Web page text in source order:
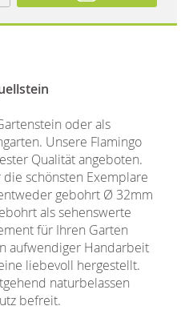
oder als
Unsere Flamingo
Qualität angeboten.
schönsten Exemplare
gebohrt Ø 32mm
als sehenswerte
für Ihren Garten
aufwendiger Handarbeit
liebevoll hergestellt.
naturbelassen
befreit.